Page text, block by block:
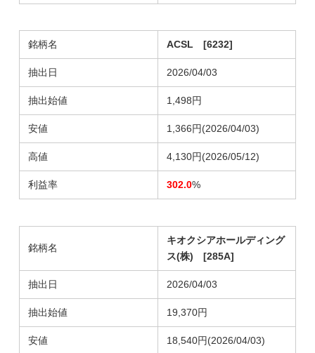
銘柄名 ACSL [6232]
抽出日 2026/04/03
抽出始値 1,498円
安値 1,366円(2026/04/03)
高値 4,130円(2026/05/12)
利益率 302.0%
銘柄名
キオクシアホールディング
ス(株) [285A]
抽出日 2026/04/03
抽出始値 19,370円
安値 18,540円 (2026/04/03)